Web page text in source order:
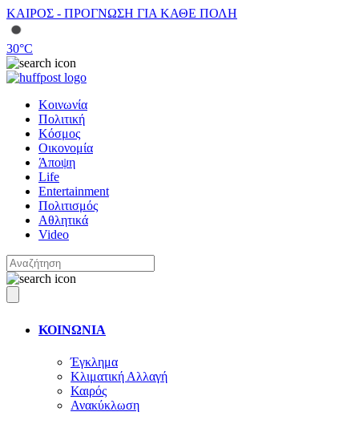
ΚΑΙΡΟΣ - ΠΡΟΓΝΩΣΗ ΓΙΑ ΚΑΘΕ ΠΟΛΗ
30°C
Κοινωνία
Πολιτική
Κόσμος
Οικονομία
Άποψη
Life
Entertainment
Πολιτισμός
Αθλητικά
Video
ΚΟΙΝΩΝΙΑ
Έγκλημα
Κλιματική Αλλαγή
Καιρός
Ανακύκλωση